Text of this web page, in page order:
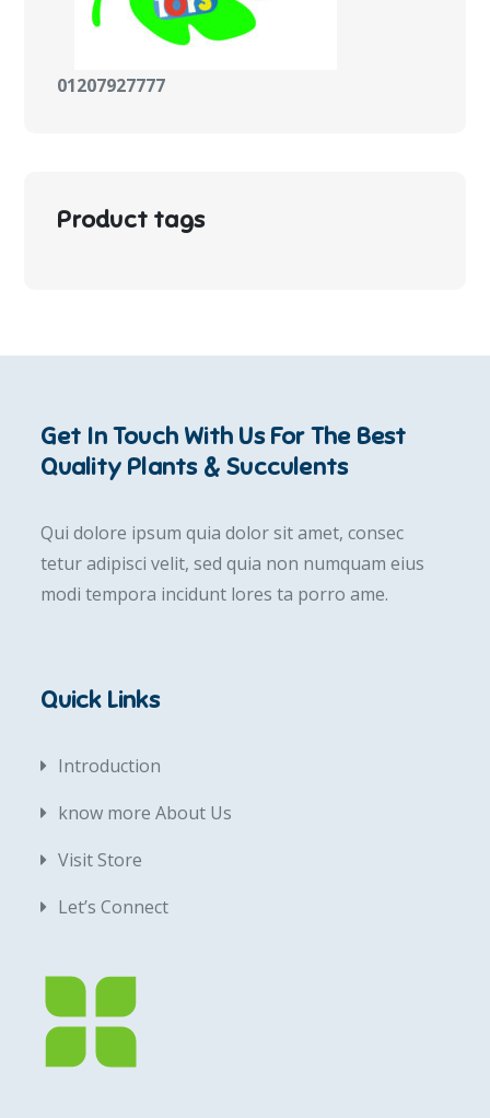
01207927777
Product tags
Get In Touch With Us For The Best
Quality Plants & Succulents
Qui dolore ipsum quia dolor sit amet, consec
tetur adipisci velit, sed quia non numquam eius
modi tempora incidunt lores ta porro ame.
Quick Links
Introduction
know more About Us
Visit Store
Let’s Connect